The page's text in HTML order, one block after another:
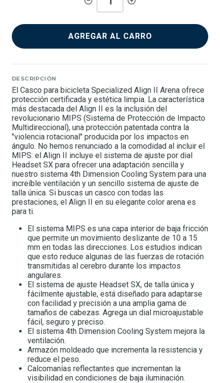
AGREGAR AL CARRO
DESCRIPCIÓN
El Casco para bicicleta Specialized Align II Arena ofrece
protección certificada y estética limpia. La característica
más destacada del Align II es la inclusión del
revolucionario MIPS (Sistema de Protección de Impacto
Multidireccional), una protección patentada contra la
"violencia rotacional" producida por los impactos en
ángulo. No hemos renunciado a la comodidad al incluir el
MIPS: el Align II incluye el sistema de ajuste por dial
Headset SX para ofrecer una adaptación sencilla y
nuestro sistema 4th Dimension Cooling System para una
increíble ventilación y un sencillo sistema de ajuste de
talla única. Si buscas un casco con todas las
prestaciones, el Align II en su elegante color arena es
para ti.
El sistema MIPS es una capa interior de baja fricción
que permite un movimiento deslizante de 10 a 15
mm en todas las direcciones. Los estudios indican
que esto reduce algunas de las fuerzas de rotación
transmitidas al cerebro durante los impactos
angulares.
El sistema de ajuste Headset SX, de talla única y
fácilmente ajustable, está diseñado para adaptarse
con facilidad y precisión a una amplia gama de
tamaños de cabezas. Agrega un dial microajustable
fácil, seguro y preciso.
El sistema 4th Dimension Cooling System mejora la
ventilación.
Armazón moldeado que incrementa la resistencia y
reduce el peso.
Calcomanías reflectantes que incrementan la
visibilidad en condiciones de baja iluminación.